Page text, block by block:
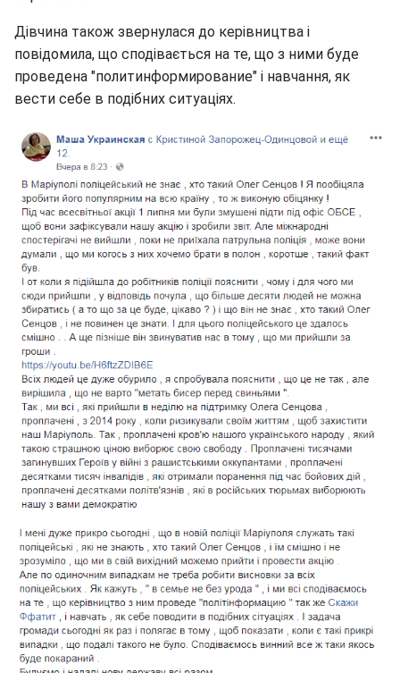
Дівчина також звернулася до керівництва і
повідомила, що сподівається на те, що з ними буде
проведена "политинформирование" і навчання, як
вести себе в подібних ситуаціях.